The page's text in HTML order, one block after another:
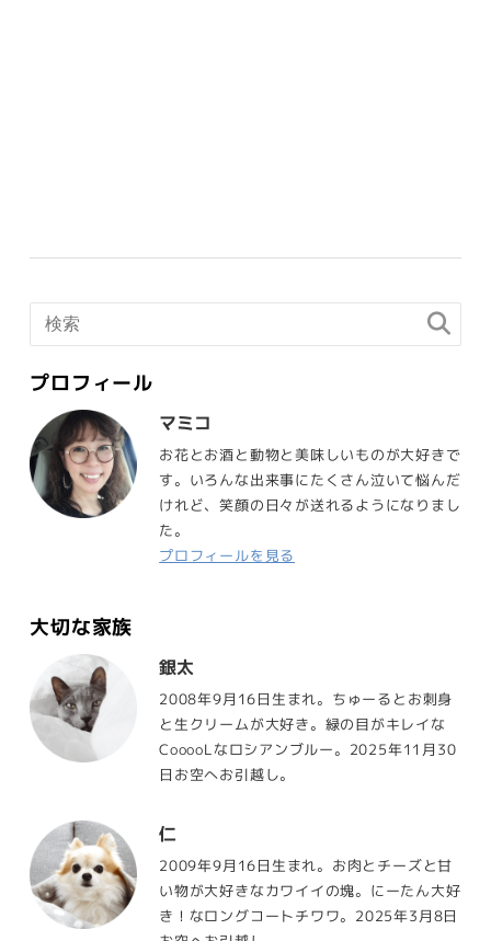
プロフィール
マミコ
お花とお酒と動物と美味しいものが大好きで
す。いろんな出来事にたくさん泣いて悩んだ
けれど、笑顔の日々が送れるようになりまし
た。
プロフィールを見る
大切な家族
銀太
2008年9月16日生まれ。ちゅーるとお刺身
と生クリームが大好き。緑の目がキレイな
CooooLなロシアンブルー。2025年11月30
日お空へお引越し。
仁
2009年9月16日生まれ。お肉とチーズと甘
い物が大好きなカワイイの塊。にーたん大好
き！なロングコートチワワ。2025年3月8日